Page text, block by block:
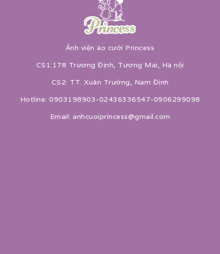
Ảnh viện áo cưới Princess
CS1:178 Trương Định, Tương Mai, Hà nội
CS2: TT. Xuân Trường, Nam Định
Hotline: 0903198903-02436336547-0906299098
Email: anhcuoiprincess@gmail.com